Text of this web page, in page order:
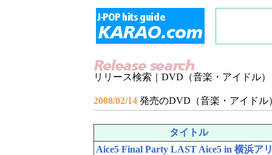
リリース検索｜DVD（音楽・アイドル）
2008/02/14 発売のDVD（音楽・アイドル
タイトル
Aice5 Final Party LAST Aice5 in 横浜ア